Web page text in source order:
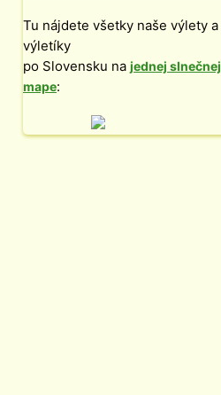
Tu nájdete všetky naše výlety a
výletíky
po Slovensku na jednej slnečnej
mape: